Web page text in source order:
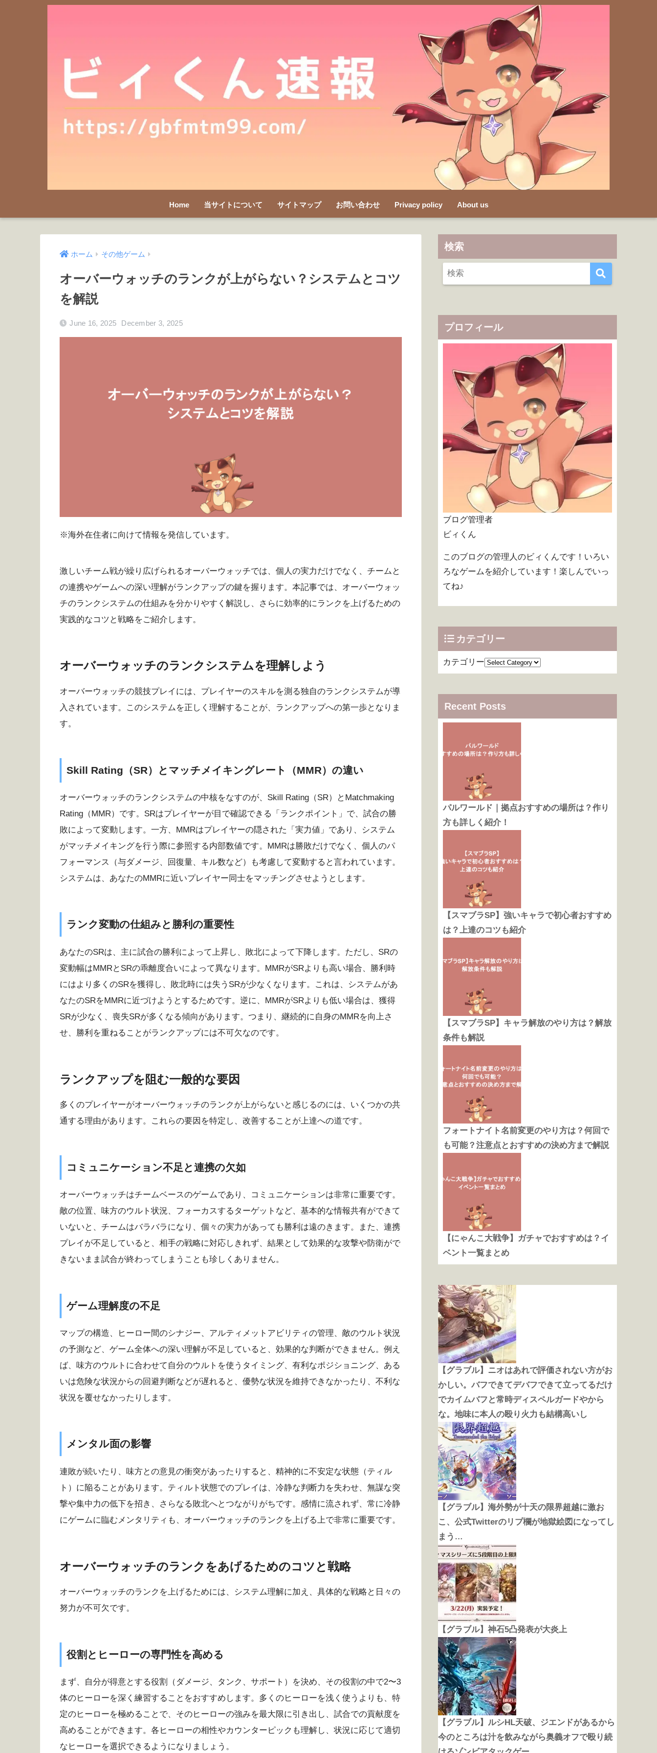
Home 当サイトについて サイトマップ お問い合わせ Privacy policy About us
ホーム その他ゲーム
オーバーウォッチのランクが上がらない？システムとコツ
を解説
June 16, 2025 December 3, 2025
※海外在住者に向けて情報を発信しています。
激しいチーム戦が繰り広げられるオーバーウォッチでは、個人の実力だけでなく、チームと
の連携やゲームへの深い理解がランクアップの鍵を握ります。本記事では、オーバーウォッ
チのランクシステムの仕組みを分かりやすく解説し、さらに効率的にランクを上げるための
実践的なコツと戦略をご紹介します。
オーバーウォッチのランクシステムを理解しよう
オーバーウォッチの競技プレイには、プレイヤーのスキルを測る独自のランクシステムが導
入されています。このシステムを正しく理解することが、ランクアップへの第一歩となりま
す。
Skill Rating（SR）とマッチメイキングレート（MMR）の違い
オーバーウォッチのランクシステムの中核をなすのが、Skill Rating（SR）とMatchmaking
Rating（MMR）です。SRはプレイヤーが目で確認できる「ランクポイント」で、試合の勝
敗によって変動します。一方、MMRはプレイヤーの隠された「実力値」であり、システム
がマッチメイキングを行う際に参照する内部数値です。MMRは勝敗だけでなく、個人のパ
フォーマンス（与ダメージ、回復量、キル数など）も考慮して変動すると言われています。
システムは、あなたのMMRに近いプレイヤー同士をマッチングさせようとします。
ランク変動の仕組みと勝利の重要性
あなたのSRは、主に試合の勝利によって上昇し、敗北によって下降します。ただし、SRの
変動幅はMMRとSRの乖離度合いによって異なります。MMRがSRよりも高い場合、勝利時
にはより多くのSRを獲得し、敗北時には失うSRが少なくなります。これは、システムがあ
なたのSRをMMRに近づけようとするためです。逆に、MMRがSRよりも低い場合は、獲得
SRが少なく、喪失SRが多くなる傾向があります。つまり、継続的に自身のMMRを向上さ
せ、勝利を重ねることがランクアップには不可欠なのです。
ランクアップを阻む一般的な要因
多くのプレイヤーがオーバーウォッチのランクが上がらないと感じるのには、いくつかの共
通する理由があります。これらの要因を特定し、改善することが上達への道です。
コミュニケーション不足と連携の欠如
オーバーウォッチはチームベースのゲームであり、コミュニケーションは非常に重要です。
敵の位置、味方のウルト状況、フォーカスするターゲットなど、基本的な情報共有ができて
いないと、チームはバラバラになり、個々の実力があっても勝利は遠のきます。また、連携
プレイが不足していると、相手の戦略に対応しきれず、結果として効果的な攻撃や防衛がで
きないまま試合が終わってしまうことも珍しくありません。
ゲーム理解度の不足
マップの構造、ヒーロー間のシナジー、アルティメットアビリティの管理、敵のウルト状況
の予測など、ゲーム全体への深い理解が不足していると、効果的な判断ができません。例え
ば、味方のウルトに合わせて自分のウルトを使うタイミング、有利なポジショニング、ある
いは危険な状況からの回避判断などが遅れると、優勢な状況を維持できなかったり、不利な
状況を覆せなかったりします。
メンタル面の影響
連敗が続いたり、味方との意見の衝突があったりすると、精神的に不安定な状態（ティル
ト）に陥ることがあります。ティルト状態でのプレイは、冷静な判断力を失わせ、無謀な突
撃や集中力の低下を招き、さらなる敗北へとつながりがちです。感情に流されず、常に冷静
にゲームに臨むメンタリティも、オーバーウォッチのランクを上げる上で非常に重要です。
オーバーウォッチのランクをあげるためのコツと戦略
オーバーウォッチのランクを上げるためには、システム理解に加え、具体的な戦略と日々の
努力が不可欠です。
役割とヒーローの専門性を高める
まず、自分が得意とする役割（ダメージ、タンク、サポート）を決め、その役割の中で2〜3
体のヒーローを深く練習することをおすすめします。多くのヒーローを浅く使うよりも、特
定のヒーローを極めることで、そのヒーローの強みを最大限に引き出し、試合での貢献度を
高めることができます。各ヒーローの相性やカウンターピックも理解し、状況に応じて適切
なヒーローを選択できるようになりましょう。
検索
プロフィール
ブログ管理者
ビィくん
このブログの管理人のビィくんです！いろい
ろなゲームを紹介しています！楽しんでいっ
てね♪
カテゴリー
カテゴリー
Recent Posts
パルワールド｜拠点おすすめの場所は？作り
方も詳しく紹介！
【スマブラSP】強いキャラで初心者おすすめ
は？上達のコツも紹介
【スマブラSP】キャラ解放のやり方は？解放
条件も解説
フォートナイト名前変更のやり方は？何回で
も可能？注意点とおすすめの決め方まで解説
【にゃんこ大戦争】ガチャでおすすめは？イ
ベント一覧まとめ
【グラブル】ニオはあれで評価されない方がお
かしい。バフできてデバフできて立ってるだけ
でカイムバフと常時ディスペルガードやから
な。地味に本人の殴り火力も結構高いし
【グラブル】海外勢が十天の限界超越に激お
こ、公式Twitterのリプ欄が地獄絵図になってし
まう…
【グラブル】神石5凸発表が大炎上
【グラブル】ルシHL天破、ジエンドがあるから
今のところは汁を飲みながら奥義オフで殴り続